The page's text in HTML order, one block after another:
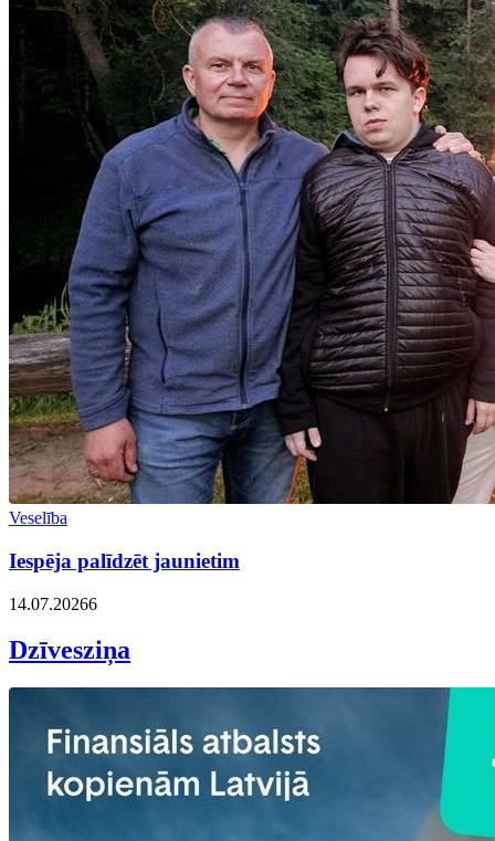
Veselība
Iespēja palīdzēt jaunietim
14.07.20266
Dzīvesziņa